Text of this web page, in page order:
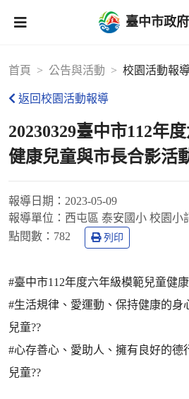
臺中市政
首頁 公告與活動 校園活動報
返回校園活動報導
20230329臺中市112年
健康兒童與市長合影活
報導日期： 2023-05-09
報導單位： 西屯區 泰安國小 校園小
點閱數： 782 列印
#臺中市112年度六年級模範兒童健
#生活規律、愛運動、保持健康的身
兒童??
#心存善心、愛助人、擁有良好的德
兒童??